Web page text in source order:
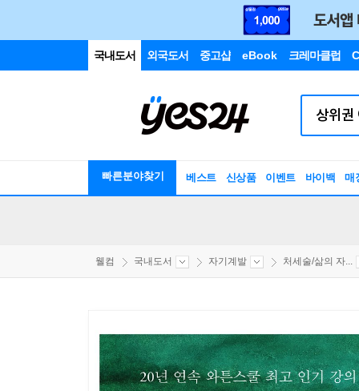
국내도서 외국도서 중고샵 eBook 크레마클럽
빠른분야찾기 베스트 신상품 이벤트 바이백 매
웰컴 국내도서 자기계발 처세술/삶의 자...